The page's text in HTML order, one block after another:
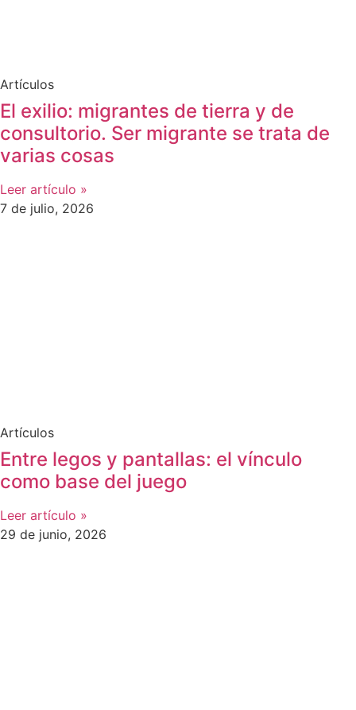
Artículos
El exilio: migrantes de tierra y de
consultorio. Ser migrante se trata de
varias cosas
Leer artículo »
7 de julio, 2026
Artículos
Entre legos y pantallas: el vínculo
como base del juego
Leer artículo »
29 de junio, 2026